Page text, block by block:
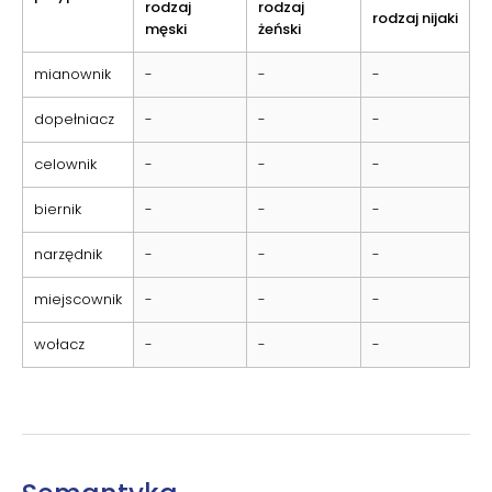
rodzaj
męski
rodzaj
żeński
rodzaj nijaki
mianownik - - -
dopełniacz - - -
celownik - - -
biernik - - -
narzędnik - - -
miejscownik - - -
wołacz - - -